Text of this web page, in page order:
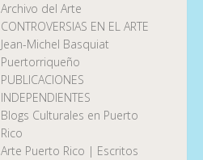
Archivo del Arte
CONTROVERSIAS EN EL ARTE
Jean-Michel Basquiat
Puertorriqueño
PUBLICACIONES
INDEPENDIENTES
Blogs Culturales en Puerto
Rico
Arte Puerto Rico | Escritos